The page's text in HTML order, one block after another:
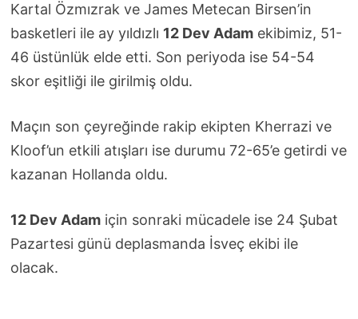
Kartal Özmızrak ve James Metecan Birsen’in
basketleri ile ay yıldızlı 12 Dev Adamekibimiz, 51-
46 üstünlük elde etti. Son periyoda ise 54-54
skor eşitliği ile girilmiş oldu.
Maçın son çeyreğinde rakip ekipten Kherrazi ve
Kloof’un etkili atışları ise durumu 72-65’e getirdi ve
kazanan Hollanda oldu.
12 Dev Adamiçin sonraki mücadele ise 24 Şubat
Pazartesi günü deplasmanda İsveç ekibi ile
olacak.